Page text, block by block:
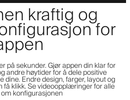
kraftig og
for
på sekunder. Gjør appen din klar for
andre høytider for å dele positive
Endre design, farger, layout og
få klikk. Se videoopplæringer for alle
konfigurasjonen